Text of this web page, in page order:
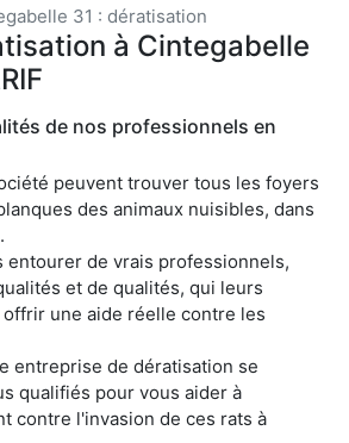
31 : dératisation
à Cintegabelle
de nos professionnels en
peuvent trouver tous les foyers
des animaux nuisibles, dans
entourer de vrais professionnels,
et de qualités, qui leurs
une aide réelle contre les
entreprise de dératisation se
qualifiés pour vous aider à
contre l'invasion de ces rats à